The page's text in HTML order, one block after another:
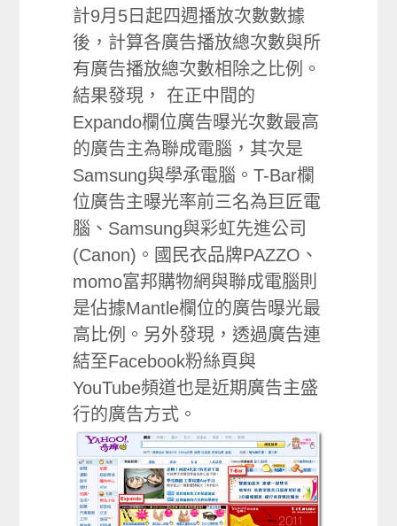
計9月5日起四週播放次數數據
後，計算各廣告播放總次數與所
有廣告播放總次數相除之比例。
結果發現， 在正中間的
Expando欄位廣告曝光次數最高
的廣告主為聯成電腦，其次是
Samsung與學承電腦。T-Bar欄
位廣告主曝光率前三名為巨匠電
腦、Samsung與彩虹先進公司
(Canon)。國民衣品牌PAZZO、
momo富邦購物網與聯成電腦則
是佔據Mantle欄位的廣告曝光最
高比例。另外發現，透過廣告連
結至Facebook粉絲頁與
YouTube頻道也是近期廣告主盛
行的廣告方式。